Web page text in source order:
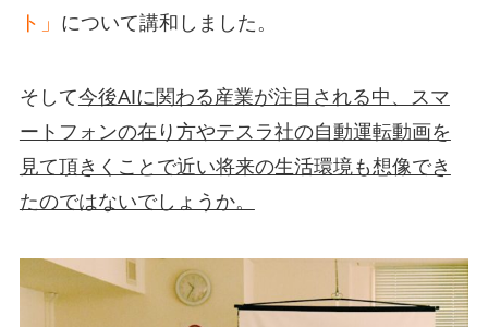
ト」 について講和しました。
そして今後AIに関わる産業が注目される中、スマ
ートフォンの在り方やテスラ社の自動運転動画を
見て頂きくことで近い将来の生活環境も想像でき
たのではないでしょうか。